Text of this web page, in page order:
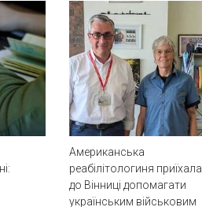
Американська
реабілітологиня приїхала
до Вінниці допомагати
українським військовим